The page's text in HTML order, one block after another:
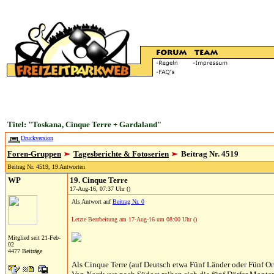
Titel: "Toskana, Cinque Terre + Gardaland"
Druckversion
Foren-Gruppen Tagesberichte & Fotoserien Beitrag Nr. 4519
Beitrag Nr. 4519, 19 Antworten
WP
Mitglied seit 21-Feb-
02
4477 Beiträge
19. Cinque Terre
17-Aug-16, 07:37 Uhr ()
Als Antwort aufBeitrag Nr. 0
Letzte Bearbeitung am 17-Aug-16 um 08:00 Uhr ()
Als Cinque Terre (auf Deutsch etwa Fünf Länder oder Fünf